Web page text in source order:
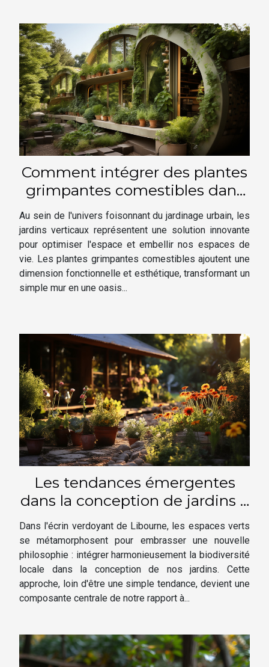
Comment intégrer des plantes
grimpantes comestibles dans
la conception de votre jardin
vertical
Au sein de l'univers foisonnant du jardinage urbain, les
jardins verticaux représentent une solution innovante
pour optimiser l'espace et embellir nos espaces de
vie. Les plantes grimpantes comestibles ajoutent une
dimension fonctionnelle et esthétique, transformant un
simple mur en une oasis...
Les tendances émergentes
dans la conception de jardins à
Libourne : Comment intégrer la
biodiversité locale
Dans l'écrin verdoyant de Libourne, les espaces verts
se métamorphosent pour embrasser une nouvelle
philosophie : intégrer harmonieusement la biodiversité
locale dans la conception de nos jardins. Cette
approche, loin d'être une simple tendance, devient une
composante centrale de notre rapport à...